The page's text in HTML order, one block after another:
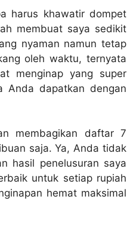
harus khawatir dompet
membuat saya sedikit
nyaman namun tetap
oleh waktu, ternyata
menginap yang super
Anda dapatkan dengan
membagikan daftar 7
saja. Ya, Anda tidak
hasil penelusuran saya
untuk setiap rupiah
hemat maksimal